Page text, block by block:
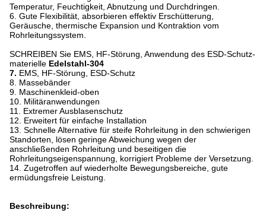
Temperatur, Feuchtigkeit, Abnutzung und Durchdringen.
6. Gute Flexibilität, absorbieren effektiv Erschütterung,
Geräusche, thermische Expansion und Kontraktion vom
Rohrleitungssystem.
SCHREIBEN Sie EMS, HF-Störung, Anwendung des ESD-Schutz-
materielle Edelstahl-304
7. EMS, HF-Störung, ESD-Schutz
8. Massebänder
9. Maschinenkleid-oben
10. Militäranwendungen
11. Extremer Ausblasenschutz
12. Erweitert für einfache Installation
13. Schnelle Alternative für steife Rohrleitung in den schwierigen
Standorten, lösen geringe Abweichung wegen der
anschließenden Rohrleitung und beseitigen die
Rohrleitungseigenspannung, korrigiert Probleme der Versetzung.
14. Zugetroffen auf wiederholte Bewegungsbereiche, gute
ermüdungsfreie Leistung.
Beschreibung: